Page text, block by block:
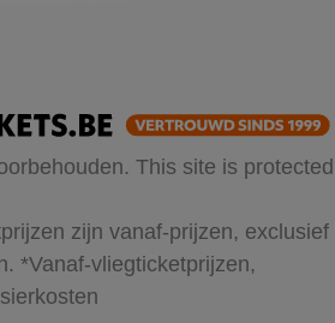
This site is protected
zijn vanaf-prijzen, exclusief
*Vanaf-vliegticketprijzen,